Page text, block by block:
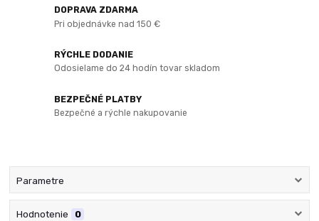
DOPRAVA ZDARMA
Pri objednávke nad 150 €
RÝCHLE DODANIE
Odosielame do 24 hodín tovar skladom
BEZPEČNÉ PLATBY
Bezpečné a rýchle nakupovanie
Parametre
Hodnotenie 0